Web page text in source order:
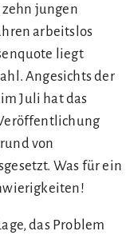
jungen
arbeitslos
liegt
Angesichts der
Juli hat das
von
Was für ein
das Problem